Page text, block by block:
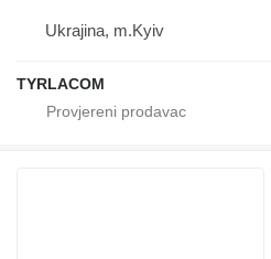
Ukrajina, m.Kyiv
TYRLACOM